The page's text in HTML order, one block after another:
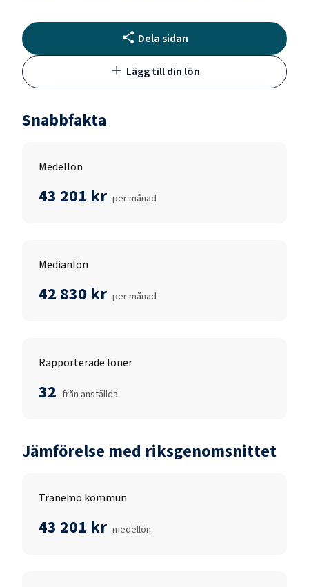
Dela sidan
Lägg till din lön
Snabbfakta
Medellön
43 201 kr per månad
Medianlön
42 830 kr per månad
Rapporterade löner
32 från anställda
Jämförelse med riksgenomsnittet
Tranemo kommun
43 201 kr medellön